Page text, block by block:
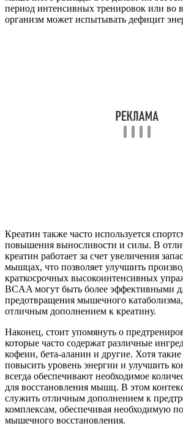
период интенсивных тренировок или во
организм может испытывать дефицит
Креатин также часто используется
повышения выносливости и силы. В
креатин работает за счет увеличения
мышцах, что позволяет улучшить
краткосрочных высокоинтенсивных
BCAA могут быть более эффективными
предотвращения мышечного
отличным дополнением к креатину.
Наконец, стоит упомянуть о
которые часто содержат различные
кофеин, бета-аланин и другие. Хотя
повысить уровень энергии и улучшить
всегда обеспечивают необходимое
для восстановления мышц. В этом
служить отличным дополнением к
комплексам, обеспечивая необходимую
мышечного восстановления.